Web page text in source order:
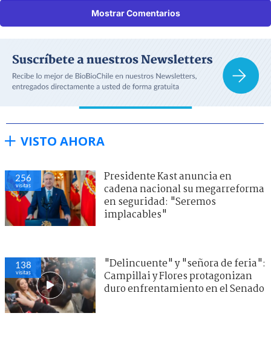
Mostrar Comentarios
VISTO AHORA
256
visitas
Presidente Kast anuncia en
cadena nacional su megarreforma
en seguridad: "Seremos
implacables"
138
visitas
"Delincuente" y "señora de feria":
Campillai y Flores protagonizan
duro enfrentamiento en el Senado